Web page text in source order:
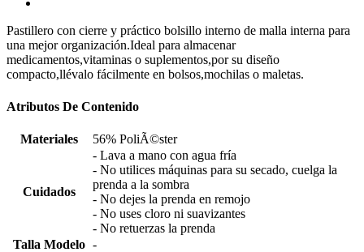
Pastillero con cierre y práctico bolsillo interno de malla interna para
una mejor organización.Ideal para almacenar
medicamentos,vitaminas o suplementos,por su diseño
compacto,llévalo fácilmente en bolsos,mochilas o maletas.
Atributos De Contenido
Materiales 56% PoliÃ©ster
Cuidados
- Lava a mano con agua fría
- No utilices máquinas para su secado, cuelga la
prenda a la sombra
- No dejes la prenda en remojo
- No uses cloro ni suavizantes
- No retuerzas la prenda
Talla Modelo -